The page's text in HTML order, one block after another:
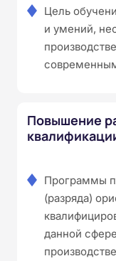
Цель
и умений,
Повышение
Программы
(разряда)
данной